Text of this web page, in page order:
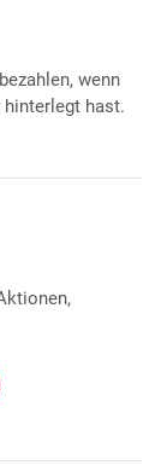
wenn
hinterlegt hast.